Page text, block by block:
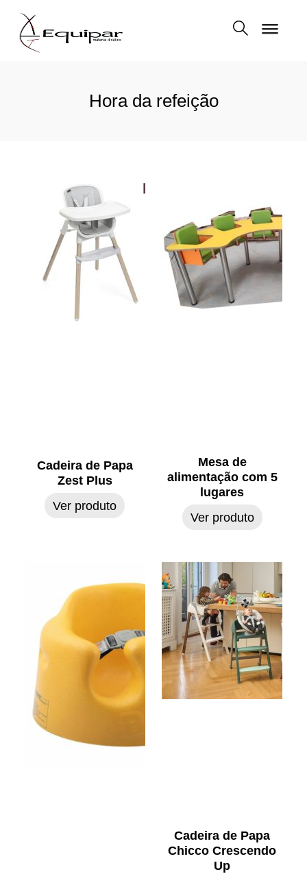
Hora da refeição
Cadeira de Papa
Zest Plus
Ver produto
Mesa de
alimentação com 5
lugares
Ver produto
Cadeira de Papa
Chicco Crescendo
Up